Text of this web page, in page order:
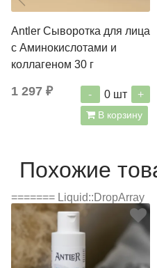
Antler Сыворотка для лица
с Аминокислотами и
коллагеном 30 г
1 297 ₽ - 0 шт +
В корзину
Похожие
======= Liquid::DropArray